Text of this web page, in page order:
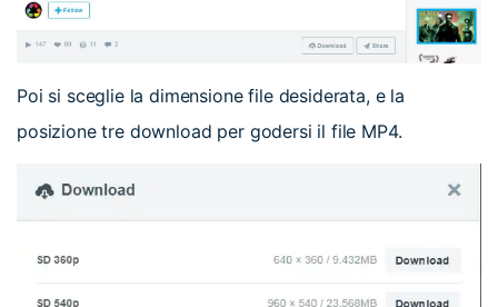
Poi si sceglie la dimensione file desiderata, e la
posizione tre download per godersi il file MP4.